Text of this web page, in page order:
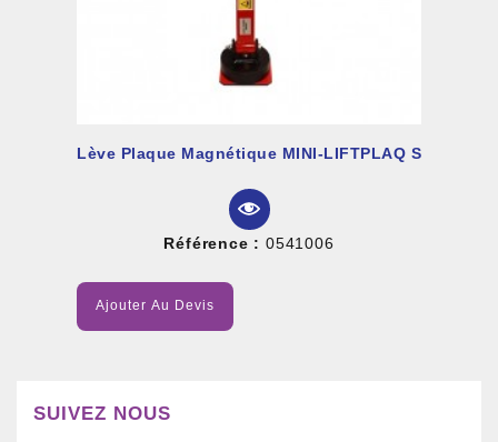
Lève Plaque Magnétique MINI-LIFTPLAQ S
Référence : 0541006
Ajouter Au Devis
SUIVEZ NOUS